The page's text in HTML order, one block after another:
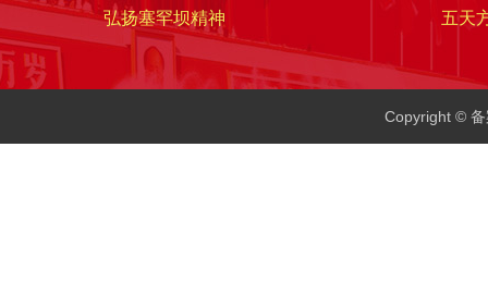
弘扬塞罕坝精神
五天
Copyright ©